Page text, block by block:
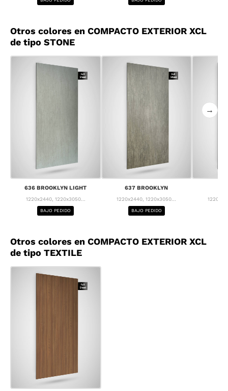
Otros colores en COMPACTO EXTERIOR XCL
de tipo STONE
636 BROOKLYN LIGHT
1220x2440, 1220x3050...
BAJO PEDIDO
637 BROOKLYN
1220x2440, 1220x3050...
BAJO PEDIDO
→
Otros colores en COMPACTO EXTERIOR XCL
de tipo TEXTILE